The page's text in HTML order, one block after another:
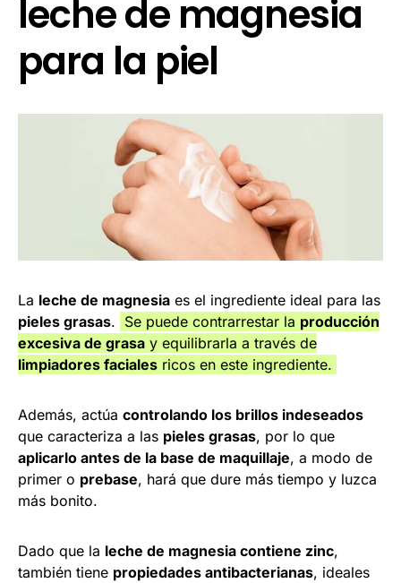
leche de magnesia
para la piel
La leche de magnesia es el ingrediente ideal para las
pieles grasas. Se puede contrarrestar la producción
excesiva de grasa y equilibrarla a través de
limpiadores faciales ricos en este ingrediente.
Además, actúa controlando los brillos indeseados
que caracteriza a las pieles grasas, por lo que
aplicarlo antes de la base de maquillaje, a modo de
primer o prebase, hará que dure más tiempo y luzca
más bonito.
Dado que la leche de magnesia contiene zinc,
también tiene propiedades antibacterianas, ideales